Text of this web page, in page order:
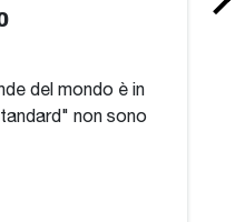
del mondo è in
non sono